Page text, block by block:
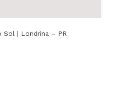
Sol | Londrina – PR